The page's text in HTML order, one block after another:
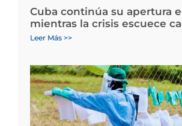
Cuba continúa su apertura
mientras la crisis escuece
Leer Más >>